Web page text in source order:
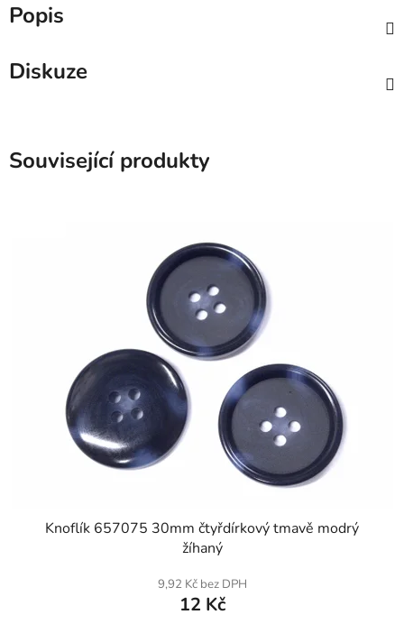
Popis
Diskuze
Související produkty
Knoflík 657075 30mm čtyřdírkový tmavě modrý
žíhaný
9,92 Kč bez DPH
12 Kč